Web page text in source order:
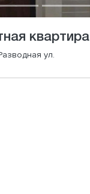
квартира
ул.